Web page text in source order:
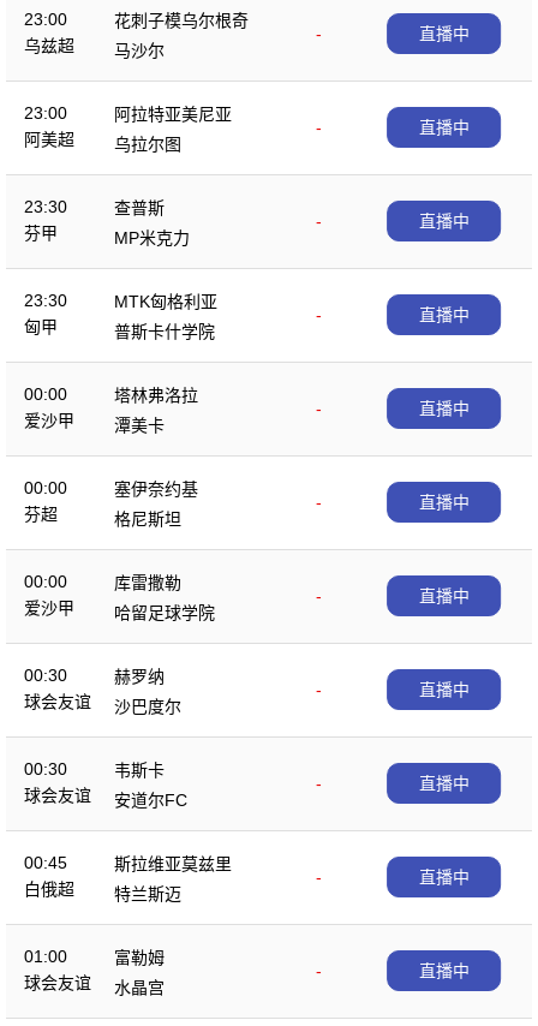
23:00
乌兹超
花刺子模乌尔根奇
-
马沙尔
直播中
23:00
阿美超
阿拉特亚美尼亚
-
乌拉尔图
直播中
23:30
芬甲
查普斯
-
MP米克力
直播中
23:30
匈甲
MTK匈格利亚
-
普斯卡什学院
直播中
00:00
爱沙甲
塔林弗洛拉
-
潭美卡
直播中
00:00
芬超
塞伊奈约基
-
格尼斯坦
直播中
00:00
爱沙甲
库雷撒勒
-
哈留足球学院
直播中
00:30
球会友谊
赫罗纳
-
沙巴度尔
直播中
00:30
球会友谊
韦斯卡
-
安道尔FC
直播中
00:45
白俄超
斯拉维亚莫兹里
-
特兰斯迈
直播中
01:00
球会友谊
富勒姆
-
水晶宫
直播中